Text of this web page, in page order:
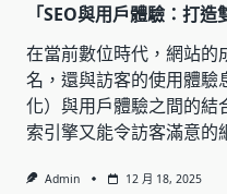
「SEO與用戶體驗：打造
在當前數位時代，網站的
名，還與訪客的使用體驗
化）與用戶體驗之間的結
索引擎又能令訪客滿意的
Admin 12 月 18, 2025